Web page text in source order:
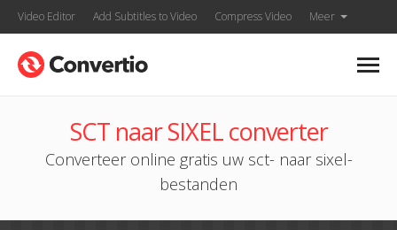
Video Editor Add Subtitles to Video Compress Video Meer
SCT naar SIXEL converter
Converteer online gratis uw sct- naar sixel-
bestanden